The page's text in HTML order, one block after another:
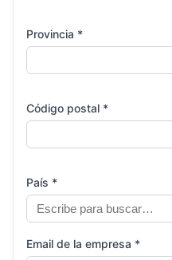
Provincia *
Código postal *
País *
Email de la empresa *